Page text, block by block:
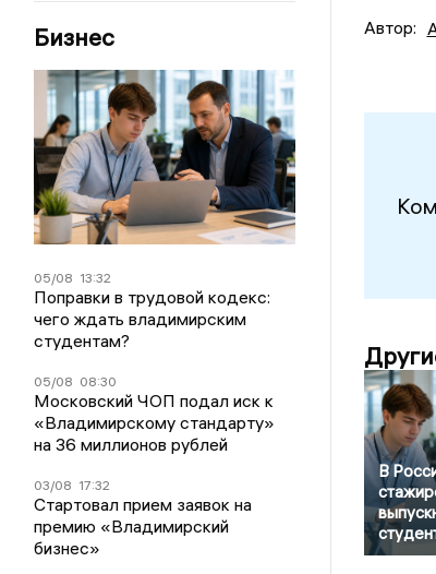
Бизнес
05/08 13:32
Поправки в трудовой кодекс:
чего ждать владимирским
студентам?
05/08 08:30
Московский ЧОП подал иск к
«Владимирскому стандарту»
на 36 миллионов рублей
03/08 17:32
Стартовал прием заявок на
премию «Владимирский
бизнес»
Автор:
В